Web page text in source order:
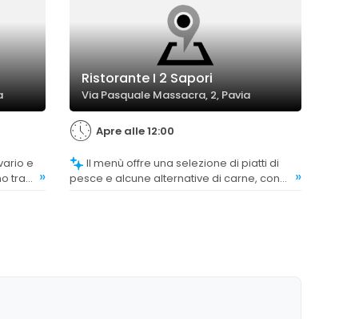
tra
»
Ristorante I 2 Sapori
Via Pasquale Massacra, 2, Pavia
Apre alle 12:00
Il menù offre una selezione di piatti di
pesce e alcune alternative di carne, con
»